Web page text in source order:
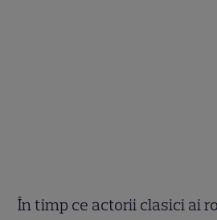
În timp ce actorii clasici ai